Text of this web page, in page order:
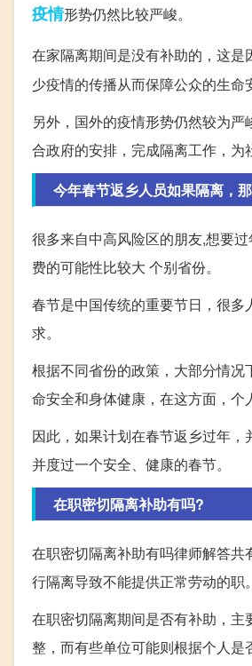
疫情形势仍然比较严峻。
在家隔离期间是没有补助的，这
少疫情的传播从而保障公众的生命
另外，国外的疫情形势仍然较为
合政府的安排，完成隔离工作，为
今年春节返乡人员如果隔离，
很多来自中高风险区的朋友,想要
费的可能性比较大 个别省份。
春节是中国传统的重要节日，很
求。
根据不同省份的政策，大部分情
命安全和身体健康，在这方面，个
因此，如果计划在春节返乡过年
并度过一个安全、健康的春节。
在职密切隔离补助有吗?
在职密切隔离补助有吗律师解答
行隔离导致不能提供正常劳动的职。
在职密切隔离期间是否有补助，
整，而有些单位可能则根据个人是